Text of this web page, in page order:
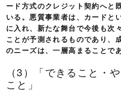
ード方式のクレジット契約へと
いる。悪質事業者は、カードと
に入れ、新たな舞台で今後も次
ことが予測されるものであり、
のニーズは、一層高まることであ
（3）「できること・
こと」